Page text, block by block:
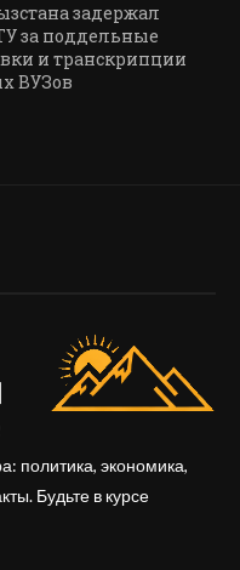
задержал
за поддельные
и транскрипции
ВУЗов
политика, экономика,
Будьте в курсе